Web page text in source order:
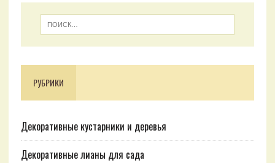
РУБРИКИ
Декоративные кустарники и деревья
Декоративные лианы для сада